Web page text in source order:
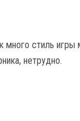
стиль
нетрудно.